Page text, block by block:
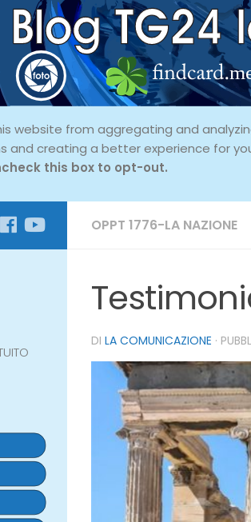
website from aggregating and
and creating a better experience for
this box to opt-out.
OPPT 1776-LA NAZIONE
DI LA COMUNICAZIONE ·